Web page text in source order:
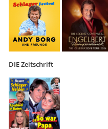
DIE Zeitschrift